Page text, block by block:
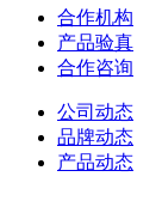
合作机构
产品验真
合作咨询
公司动态
品牌动态
产品动态